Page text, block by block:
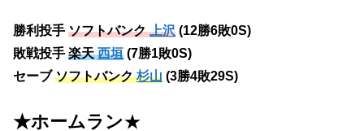
勝利投手 ソフトバンク上沢 (12勝6敗0S)
敗戦投手 楽天西垣 (7勝1敗0S)
セーブソフトバンク杉山 (3勝4敗29S)
★ホームラン★